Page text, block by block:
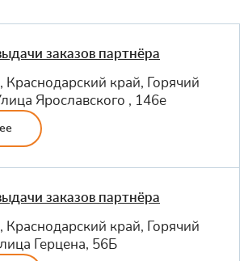
заказов партнёра
Краснодарский край, Горячий
Ярославского , 146е
заказов партнёра
Краснодарский край, Горячий
Герцена, 56Б